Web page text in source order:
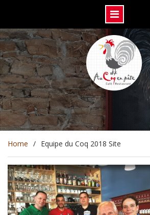
Skip
to
content
Home Equipe du Coq 2018 Site